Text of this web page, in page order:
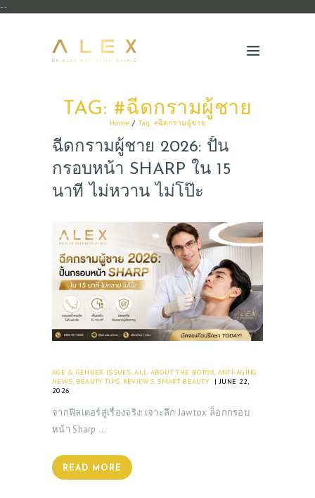
--
TAG: #ฉีดกรามผู้ชาย
Home Tag: #ฉีดกรามผู้ชาย
ฉีดกรามผู้ชาย 2026: ปั้น
กรอบหน้า SHARP ใน 15
นาที ไม่หวาน ไม่โป๊ะ
AGE & GENDER ISSUES ,ALL ABOUT THE BOTOX ANTI-AGING
NEWS BEAUTY TIPS REVIEWS, SMART BEAUTY
JUNE 22,
2026
จากฟิลเตอร์สู่เรื่องจริง: เจาะลึก Jawtox ล็อกกรอบ
หน้า Sharp …
READ MORE